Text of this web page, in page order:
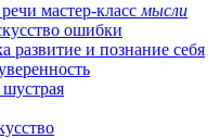
мастер-класс мысли
ошибки
развитие и познание себя